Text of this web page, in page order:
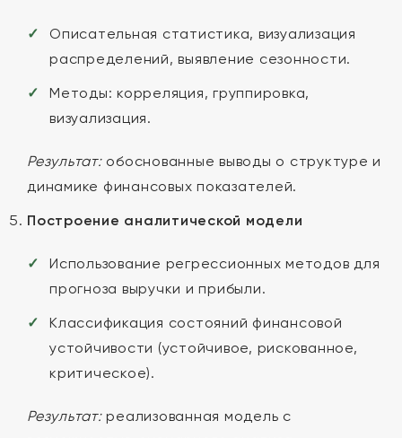
Описательная статистика, визуализация
распределений, выявление сезонности.
Методы: корреляция, группировка,
визуализация.
Результат:обоснованные выводы о структуре и
динамике финансовых показателей.
Построение аналитической модели
Использование регрессионных методов для
прогноза выручки и прибыли.
Классификация состояний финансовой
устойчивости (устойчивое, рискованное,
критическое).
Результат:реализованная модель с